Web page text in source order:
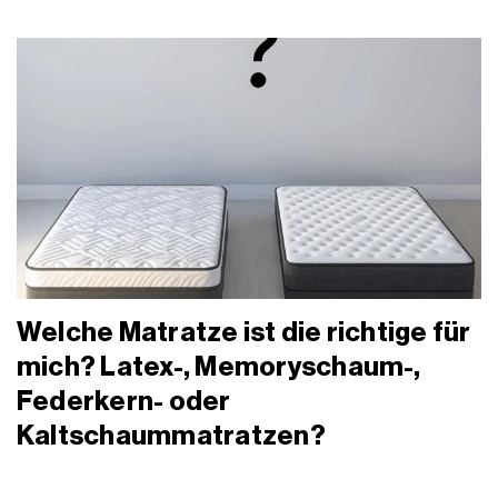
Welche Matratze ist die richtige für
mich? Latex-, Memoryschaum-,
Federkern- oder
Kaltschaummatratzen?